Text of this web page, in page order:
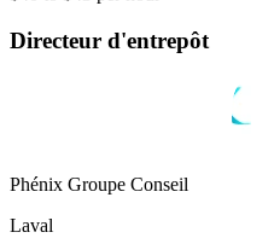
Directeur d'entrepôt
Phénix Groupe Conseil
Laval